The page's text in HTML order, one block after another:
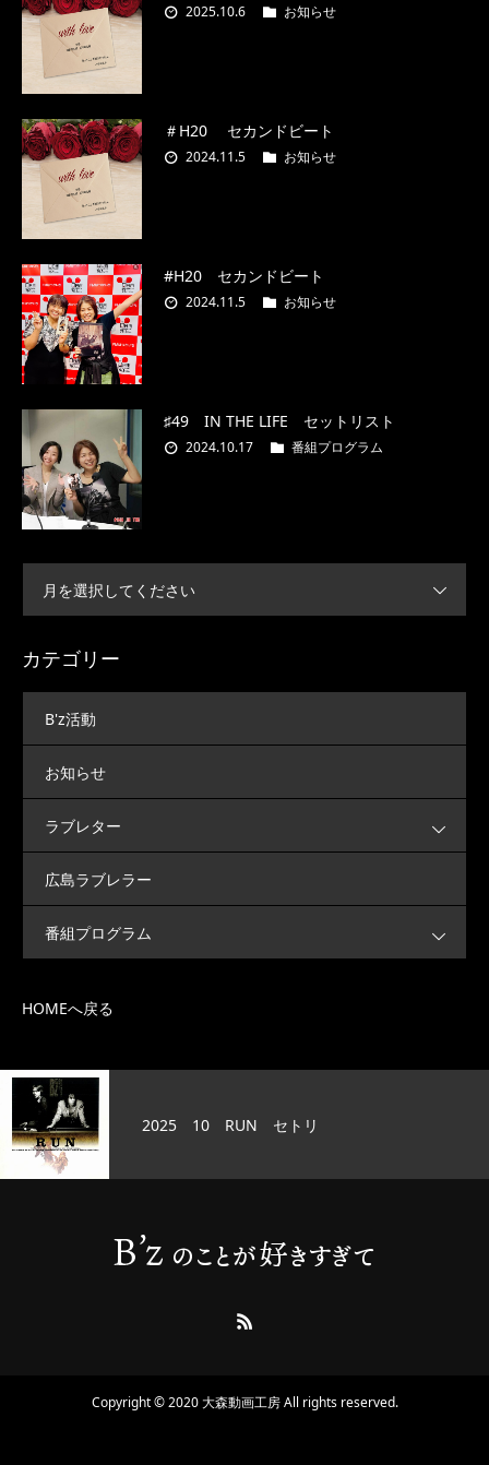
2025.10.6 お知らせ
＃H20 セカンドビート
2024.11.5 お知らせ
#H20 セカンドビート
2024.11.5 お知らせ
♯49 IN THE LIFE セットリスト
2024.10.17 番組プログラム
月を選択してください
カテゴリー
B'z活動
お知らせ
ラブレター
広島ラブレラー
番組プログラム
HOMEへ戻る
10 RUN セトリ
Copyright © 2020 大森動画工房 All rights reserved.